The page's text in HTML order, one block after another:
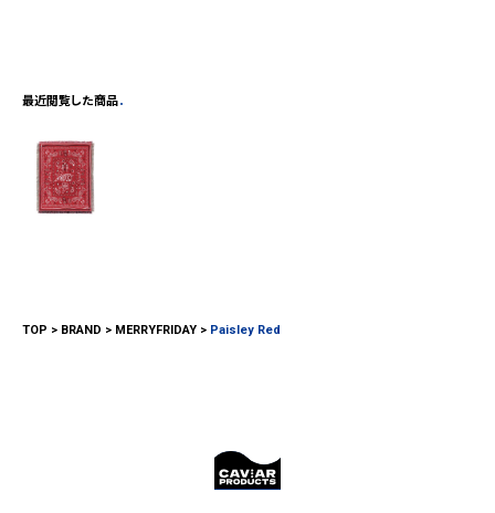
最近閲覧した商品
TOP BRAND MERRYFRIDAY Paisley Red